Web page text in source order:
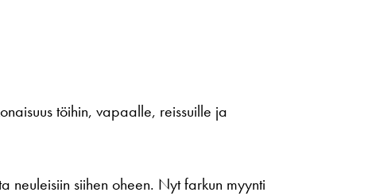
töihin, vapaalle, reissuille ja
neuleisiin siihen oheen. Nyt farkun myynti